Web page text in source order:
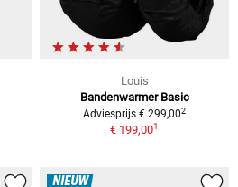
Louis
Bandenwarmer Basic
Adviesprijs € 299,002
€ 199,001
NIEUW